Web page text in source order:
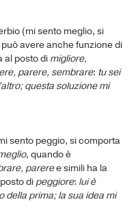
(mi sento meglio, si
avere anche funzione di
al posto di migliore,
parere, sembrare: tu sei
questa soluzione mi
sento peggio, si comporta
, quando è
pareree simili ha la
dipeggiore: lui è
della prima; la sua idea mi